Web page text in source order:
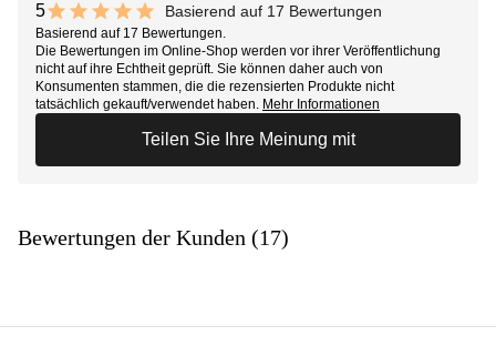
5
10 out of 10 stars
Basierend auf 17 Bewertungen
Basierend auf 17 Bewertungen.
Die Bewertungen im Online-Shop werden vor ihrer Veröffentlichung
nicht auf ihre Echtheit geprüft. Sie können daher auch von
Konsumenten stammen, die die rezensierten Produkte nicht
tatsächlich gekauft/verwendet haben. Mehr Informationen
Teilen Sie Ihre Meinung mit
Bewertungen der Kunden (17)